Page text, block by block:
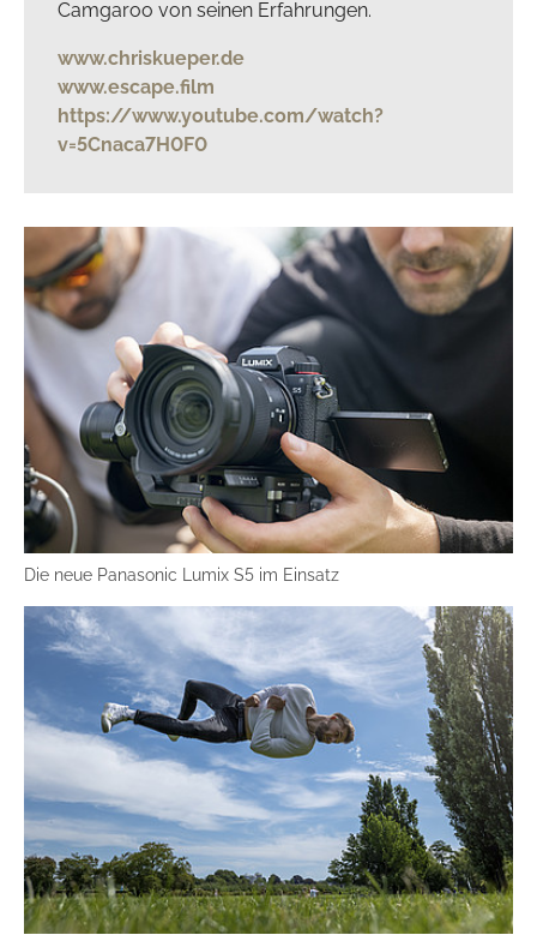
Camgaroo von seinen Erfahrungen.
www.chriskueper.de
www.escape.film
https://www.youtube.com/watch?
v=5Cnaca7H0F0
Die neue Panasonic Lumix S5 im Einsatz